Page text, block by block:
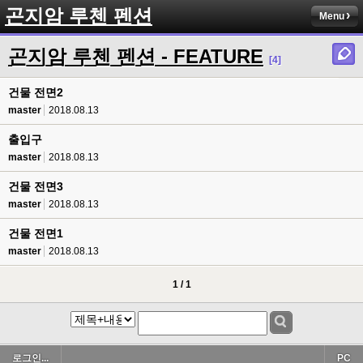
곤지암 루첸 펜션 Menu
곤지암 루첸 펜션 - FEATURE [4]
건물 전면2
master 2018.08.13
출입구
master 2018.08.13
건물 전면3
master 2018.08.13
건물 전면1
master 2018.08.13
1 / 1
로그인... PC